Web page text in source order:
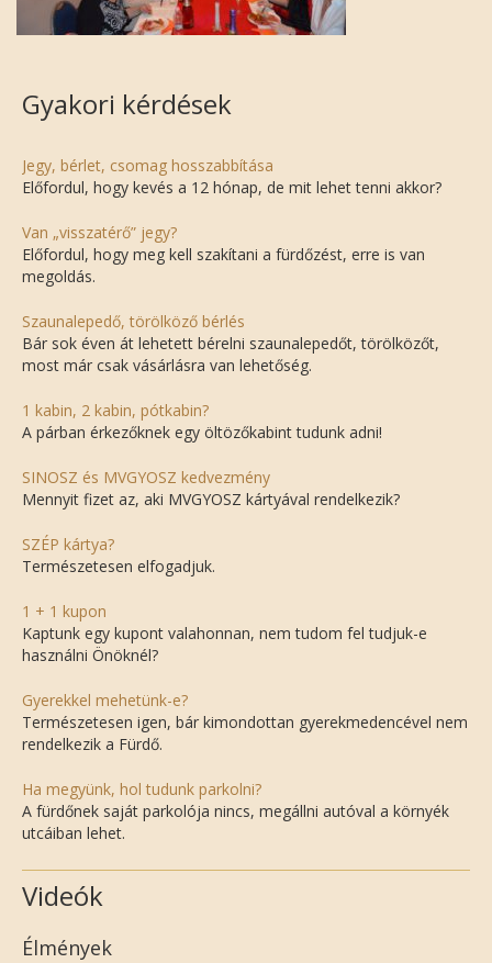
Gyakori kérdések
Jegy, bérlet, csomag hosszabbítása
Előfordul, hogy kevés a 12 hónap, de mit lehet tenni akkor?
Van „visszatérő” jegy?
Előfordul, hogy meg kell szakítani a fürdőzést, erre is van
megoldás.
Szaunalepedő, törölköző bérlés
Bár sok éven át lehetett bérelni szaunalepedőt, törölközőt,
most már csak vásárlásra van lehetőség.
1 kabin, 2 kabin, pótkabin?
A párban érkezőknek egy öltözőkabint tudunk adni!
SINOSZ és MVGYOSZ kedvezmény
Mennyit fizet az, aki MVGYOSZ kártyával rendelkezik?
SZÉP kártya?
Természetesen elfogadjuk.
1 + 1 kupon
Kaptunk egy kupont valahonnan, nem tudom fel tudjuk-e
használni Önöknél?
Gyerekkel mehetünk-e?
Természetesen igen, bár kimondottan gyerekmedencével nem
rendelkezik a Fürdő.
Ha megyünk, hol tudunk parkolni?
A fürdőnek saját parkolója nincs, megállni autóval a környék
utcáiban lehet.
Videók
Élmények